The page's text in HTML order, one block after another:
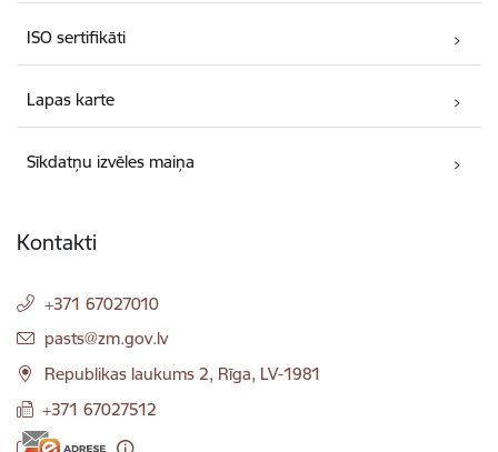
ISO sertifikāti
Lapas karte
Sīkdatņu izvēles maiņa
Kontakti
+371 67027010
E-pasts:
pasts@zm.gov.lv
Republikas laukums 2, Rīga, LV-1981
+371 67027512